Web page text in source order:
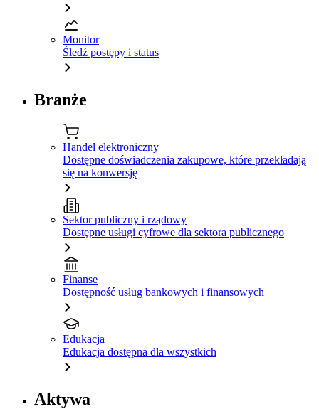
Monitor
Śledź postępy i status
Branże
Handel elektroniczny
Dostępne doświadczenia zakupowe, które przekładają
się na konwersję
Sektor publiczny i rządowy
Dostępne usługi cyfrowe dla sektora publicznego
Finanse
Dostępność usług bankowych i finansowych
Edukacja
Edukacja dostępna dla wszystkich
Aktywa